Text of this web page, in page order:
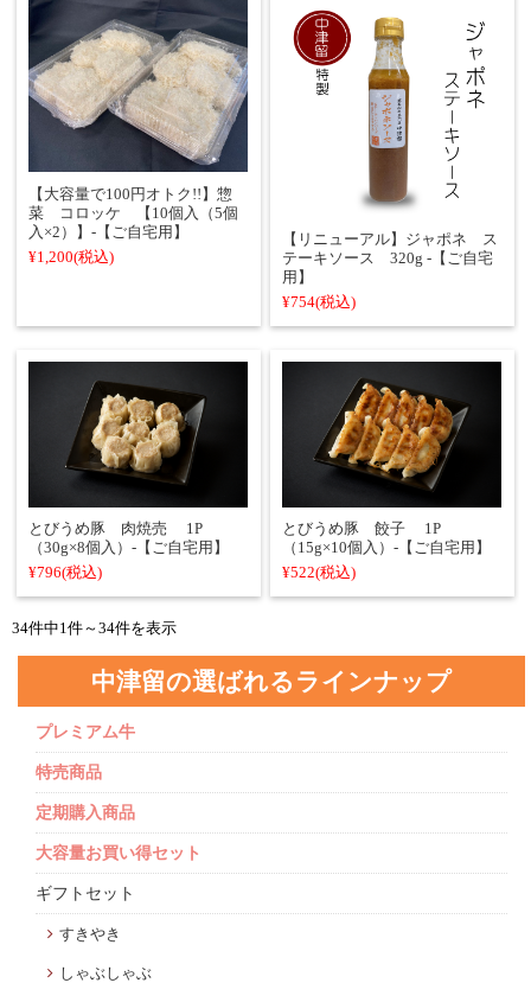
【大容量で100円オトク!!】惣
菜 コロッケ 【10個入（5個
入×2）】-【ご自宅用】
¥1,200(税込)
【リニューアル】ジャポネ ス
テーキソース 320g ‐【ご自宅
用】
¥754(税込)
とびうめ豚 肉焼売 1P
（30g×8個入）‐【ご自宅用】
¥796(税込)
とびうめ豚 餃子 1P
（15g×10個入）‐【ご自宅用】
¥522(税込)
34件中1件～34件を表示
中津留の選ばれるラインナップ
プレミアム牛
特売商品
定期購入商品
大容量お買い得セット
ギフトセット
すきやき
しゃぶしゃぶ